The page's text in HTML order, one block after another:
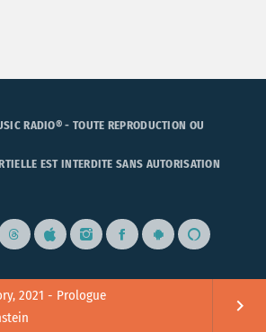
2021 - Prologue
keyboard_arrow_right
RADIO® - TOUTE REPRODUCTION OU
EST INTERDITE SANS AUTORISATION